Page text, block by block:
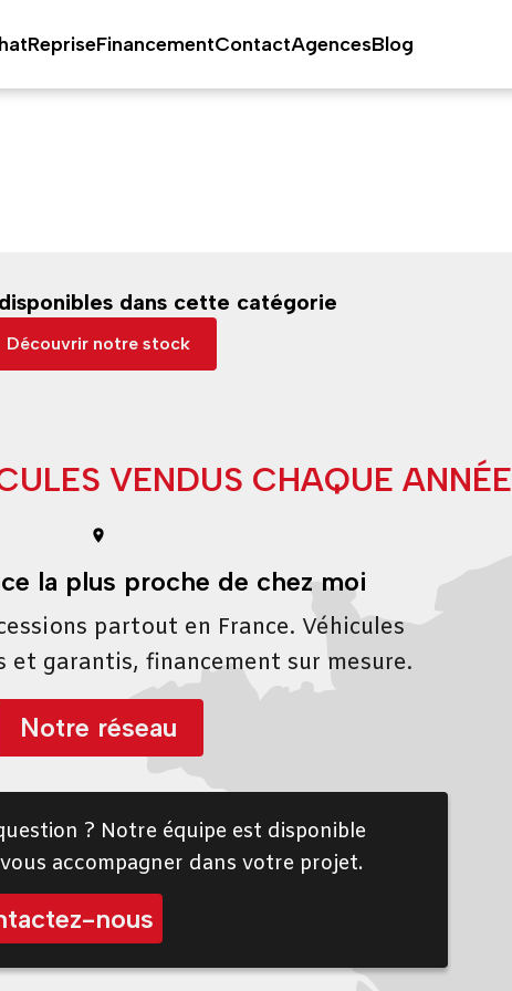
RepriseFinancementContactAgencesBlog
dans cette catégorie
Découvrir notre stock
VENDUS CHAQUE ANNÉE
la plus proche de chez moi
partout en France. Véhicules
et garantis, financement sur mesure.
Notre réseau
? Notre équipe est disponible
accompagner dans votre projet.
nous